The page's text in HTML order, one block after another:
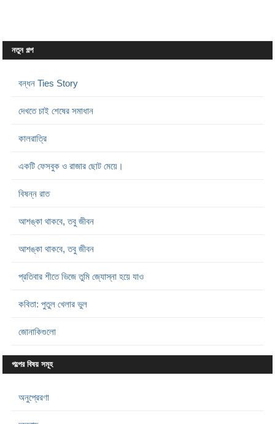
নতুন গল্প
বন্ধন Ties Story
দেখতে চাই শেষের সমাধান
কালরাত্রি
একটি ফেসবুক ও রাজার ছোট মেয়ে।
বিষন্ন রাত
আশঙ্কা থাকবে, তবু জীবন
আশঙ্কা থাকবে, তবু জীবন
প্রতিবার শীতে ভিজে তুমি জ্যোস্না হয়ে যাও
কবিতা: পুতুল খেলার ভুল
জোনাকিগুলো
গল্পের বিষয় সমূহ
অনুপ্রেরণা